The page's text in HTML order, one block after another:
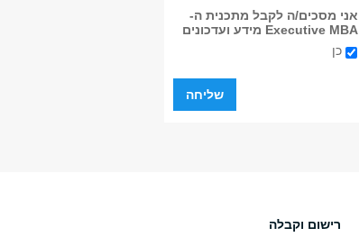
אני מסכים/ה לקבל מתכנית ה-
Executive MBA מידע ועדכונים
כן
רישום וקבלה